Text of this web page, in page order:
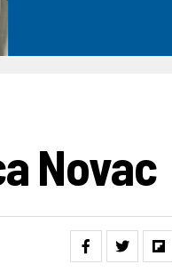
Novac